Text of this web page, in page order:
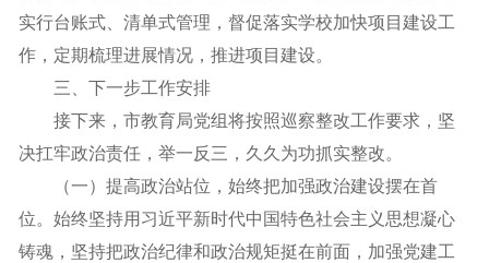
实行台账式、清单式管理，督促落实学校加快项目建设工
作，定期梳理进展情况，推进项目建设。
三、下一步工作安排
接下来，市教育局党组将按照巡察整改工作要求，坚
决扛牢政治责任，举一反三，久久为功抓实整改。
（一）提高政治站位，始终把加强政治建设摆在首
位。始终坚持用习近平新时代中国特色社会主义思想凝心
铸魂，坚持把政治纪律和政治规矩挺在前面，加强党建工